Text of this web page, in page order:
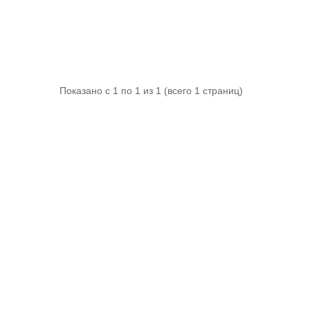
Показано с 1 по 1 из 1 (всего 1 страниц)